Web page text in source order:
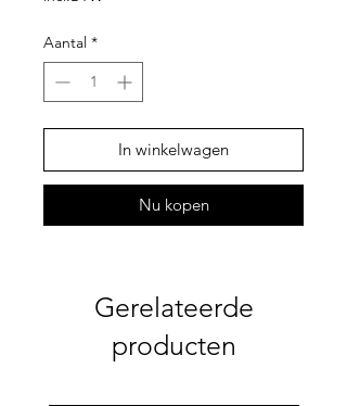
Aantal *
In winkelwagen
Nu kopen
Gerelateerde
producten